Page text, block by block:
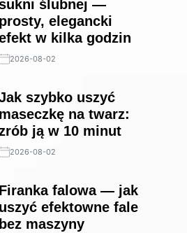
ślubnej —
prosty, elegancki
w kilka godzin
2026-08-02
szybko uszyć
maseczkę na twarz:
ją w 10 minut
2026-08-02
Firanka falowa — jak
uszyć efektowne fale
bez maszyny